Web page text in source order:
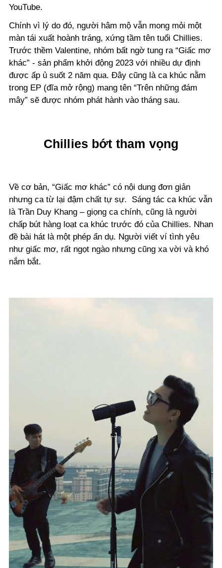
YouTube.
Chính vì lý do đó, người hâm mộ vẫn mong mỏi một
màn tái xuất hoành tráng, xứng tầm tên tuổi Chillies.
Trước thềm Valentine, nhóm bất ngờ tung ra “Giấc mơ
khác” - sản phẩm khởi động 2023 với nhiều dự định
được ấp ủ suốt 2 năm qua. Đây cũng là ca khúc nằm
trong EP (đĩa mở rộng) mang tên “Trên những đám
mây” sẽ được nhóm phát hành vào tháng sau.
Chillies bớt tham vọng
Về cơ bản, “Giấc mơ khác” có nội dung đơn giản
nhưng ca từ lại đậm chất tự sự. Sáng tác ca khúc vẫn
là Trần Duy Khang – giọng ca chính, cũng là người
chấp bút hàng loạt ca khúc trước đó của Chillies. Nhan
đề bài hát là một phép ẩn dụ. Người viết ví tình yêu
như giấc mơ, rất ngọt ngào nhưng cũng xa vời và khó
nắm bắt.